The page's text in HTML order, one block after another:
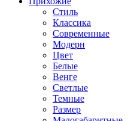
Стиль
Классика
Современные
Модерн
Цвет
Белые
Венге
Светлые
Темные
Размер